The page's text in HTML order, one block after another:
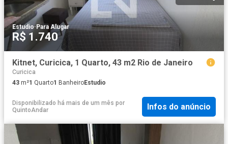
Estudio·Para Alugar
R$ 1.740
Kitnet, Curicica, 1 Quarto, 43 m2 Rio de Janeiro
Curicica
43 m²1 Quarto1 BanheiroEstudio
Disponibilizado há mais de um mês por
QuintoAndar
Infos do anúncio